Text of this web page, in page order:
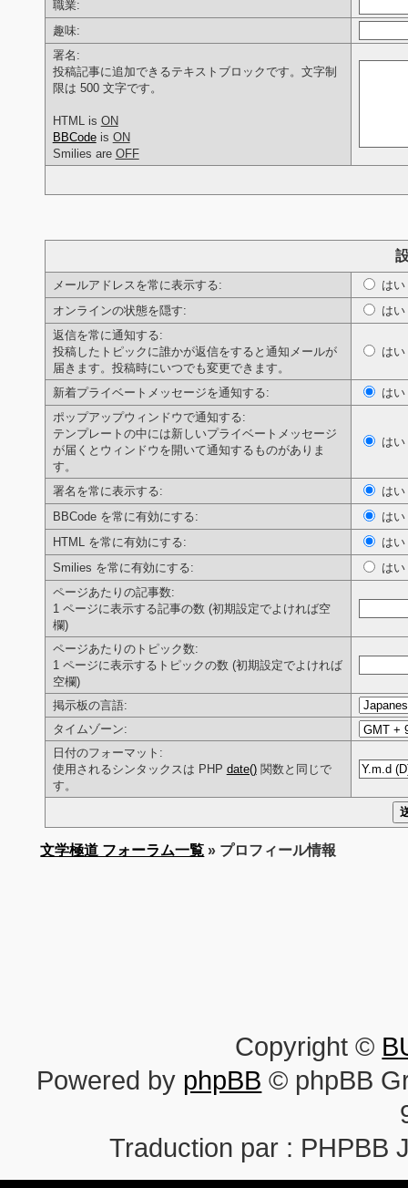
職業:
趣味:
署名:
投稿記事に追加できるテキストブロックです。文字制
限は 500 文字です。
HTML is ON
BBCodeis ON
Smilies are OFF
メールアドレスを常に表示する:
は
オンラインの状態を隠す:
は
返信を常に通知する:
投稿したトピックに誰かが返信をすると通知メールが
届きます。投稿時にいつでも変更できます。
は
新着プライベートメッセージを通知する:
は
ポップアップウィンドウで通知する:
テンプレートの中には新しいプライベートメッセージ
が届くとウィンドウを開いて通知するものがありま
す。
は
署名を常に表示する:
は
BBCode を常に有効にする:
は
HTML を常に有効にする:
は
Smilies を常に有効にする:
は
ページあたりの記事数:
1 ページに表示する記事の数 (初期設定でよければ空
欄)
ページあたりのトピック数:
1 ページに表示するトピックの数 (初期設定でよければ
空欄)
掲示板の言語:
タイムゾーン:
日付のフォーマット:
使用されるシンタックスは PHP date()関数と同じで
す。
文学極道 フォーラム一覧 » プロフィール情報
Copyright ©
Powered by phpBB © phpBB
Traduction par : PHPBB